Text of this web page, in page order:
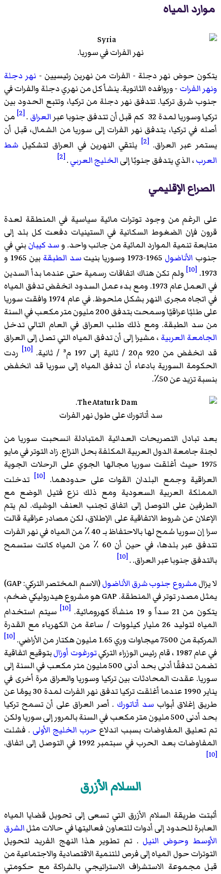
موارد المياه
نهر الفرات في سوريا.
يتكون حوض نهر دجلة - الفرات من نهرين رئيسيين - نهر دجلة
ونهر الفرات - وروافده الثانوية. ينشأ كل من نهري دجلة والفرات في
جنوب شرق تركيا. تتدفق نهر دجلة من تركيا، وتتبع الحدود بين
تركيا وسوريا لمدة 32 كم قبل أن تتدفق جنوبا عبر
العراق .
[2]
من
أصله في تركيا، يتدفق نهر الفرات إلى سوريا من الشمال، قبل أن
يستمر عبر العراق. [2] يلتقي النهرين في العراق لتشكيل شط
العرب، الذي يتدفق جنوبًا إلىالخليج العربي.
[2]
الصراع الإقليمي
على الرغم من وجود توترات مائية سياسية في المنطقة لعدة
قرون فإن الضغوط السكانية في الستينيات دفعت كل بلد إلى
متابعة تنمية الموارد المائية من جانب واحد. وسد كيبانبني في
جنوب الأناضول سد الطبقة
بين 1965 و
1973.
[10]
ولم تكن هناك اتفاقات رسمية حتى عندما بدأ السدين
في العمل عام 1973. ومع بدء عمل السدود انخفض تدفق المياه
في اتجاه مجرى النهر بشكل ملحوظ. في عام 1974 وافقت سوريا
على طلبًا عراقيًا وسمحت بتدفق 200 مليون متر مكعب في السنة
من سد الطبقة. ومع ذلك طلب العراق في العام التالي تدخل
الجامعة العربية ، مشيرا إلى أن تدفق المياه التي تصل إلى العراق
قد انخفض من 920 م20 / ثانية إلى 197 م³ / ثانية.
[10]
ردت
الحكومة السورية بادعاء أن تدفق المياه إلى سوريا قد انخفض
بنسبة تزيد عن 50٪.
سد أتاتورك على طول نهر الفرات
بعد تبادل التصريحات العدائية المتبادلة انسحبت سوريا من
لجنة جامعة الدول العربية المكلفة بحل النزاع. زاد التوتر في مايو
1975 حيث أغلقت سوريا مجالها الجوي على الرحلات الجوية
العراقية وجمع البلدان القوات على حدودهما. [10]
تدخلت
المملكة العربية السعودية ومع ذلك نزع فتيل الوضع مع
الطرفين على التوصل إلى اتفاق تجنب العنف الوشيك. لم يتم
الإعلان عن شروط الاتفاقية على الإطلاق، لكن مصادر عراقية قالت
سرا إن سوريا سُمح لها بالاحتفاظ بـ 40 ٪ من المياه في نهر الفرات
تتدفق عبر بلدها، في حين أن 60 ٪ من المياه كانت ستسمح
بالتدفق جنوبا عبر العراق. .[10]
لا يزالمشروع جنوب شرق الأناضول
(الاسم المختصر التركي: GAP)
يمثل مصدر توتر في المنطقة. GAP هو مشروع هيدروليكي ضخم،
يتكون من 21 سداً و 19 منشأة كهرومائية.
[10]
سيتم استخدام
المياه لتوليد 26 مليار كيلووات / ساعة من الكهرباء مع القدرة
المركبة من 7500 ميجاوات وري 1.65 مليون هكتار من الأراضي.
[10]
في عام 1987 ، قام رئيس الوزراء التركي تورغوت أوزالبتوقيع اتفاقية
تضمن تدفقًا أدنى بحد أدنى 500 مليون متر مكعب في السنة إلى
سوريا. عقدت المحادثات بين تركيا وسوريا والعراق مرة أخرى في
يناير 1990 عندما أغلقت تركيا تدفق نهر الفرات لمدة 30 يومًا عن
طريق إغلاق أبوابسد أتاتورك . أصر العراق على أن تسمح تركيا
بحد أدنى 500 مليون متر مكعب في السنة بالمرور إلى سوريا ولكن
تم تعليق المفاوضات بسبب اندلاع حرب الخليج الأولى . فشلت
المفاوضات بعد الحرب في سبتمبر 1992 في التوصل إلى اتفاق.
[10]
السلام الأزرق
أثبتت طريقة السلام الأزرق التي تسعى إلى تحويل قضايا المياه
العابرة للحدود إلى أدوات للتعاون فعاليتها في حالات مثلالشرق
الأوسط وحوض النيل . تم تطوير هذا النهج الفريد لتحويل
التوترات حول المياه إلى فرص للتنمية الاقتصادية والاجتماعية من
قبل مجموعة الاستشراف الاستراتيجي بالشراكة مع حكومتي